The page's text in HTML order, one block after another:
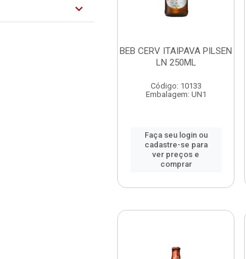
BEB CERV ITAIPAVA PILSEN
LN 250ML
Código: 10133
Embalagem: UN1
Faça seu login ou
cadastre-se para
ver preços e
comprar